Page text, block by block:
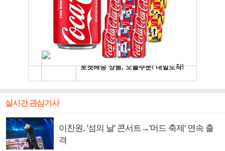
실시간 관심기사
이찬원, '섬의 날' 콘서트→'머드 축제' 연속 출
격